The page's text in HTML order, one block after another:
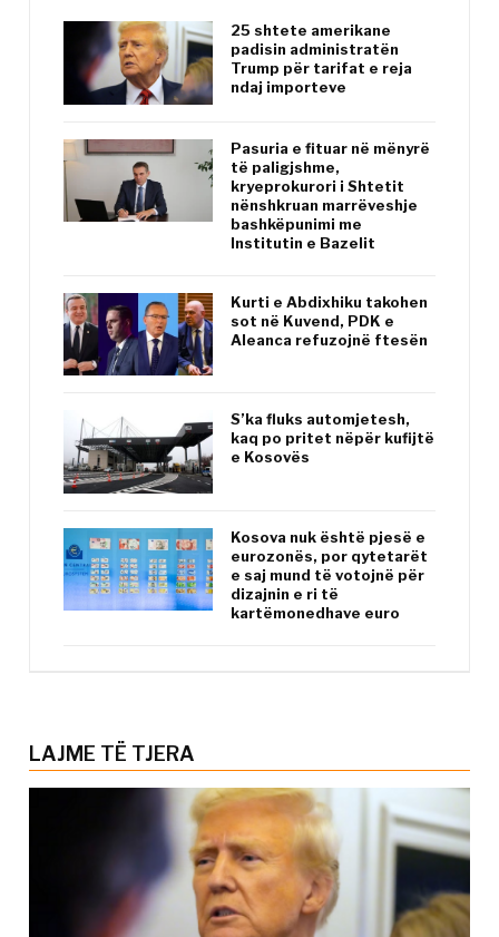
25 shtete amerikane
padisin administratën
Trump për tarifat e reja
ndaj importeve
Pasuria e fituar në mënyrë
të paligjshme,
kryeprokurori i Shtetit
nënshkruan marrëveshje
bashkëpunimi me
Institutin e Bazelit
Kurti e Abdixhiku takohen
sot në Kuvend, PDK e
Aleanca refuzojnë ftesën
S’ka fluks automjetesh,
kaq po pritet nëpër kufijtë
e Kosovës
Kosova nuk është pjesë e
eurozonës, por qytetarët
e saj mund të votojnë për
dizajnin e ri të
kartëmonedhave euro
LAJME TË TJERA